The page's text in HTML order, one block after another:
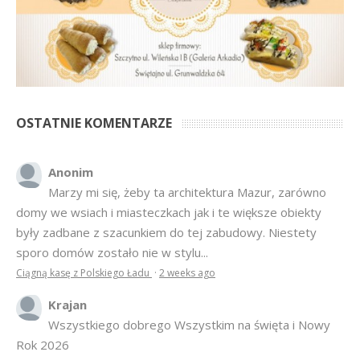
OSTATNIE KOMENTARZE
Anonim
Marzy mi się, żeby ta architektura Mazur, zarówno
domy we wsiach i miasteczkach jak i te większe obiekty
były zadbane z szacunkiem do tej zabudowy. Niestety
sporo domów zostało nie w stylu...
Ciągną kasę z Polskiego Ładu · 2 weeks ago
Krajan
Wszystkiego dobrego Wszystkim na święta i Nowy
Rok 2026